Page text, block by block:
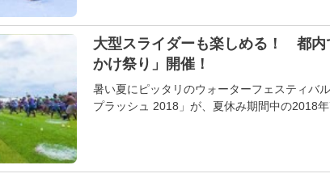
大型スライダーも楽しめる！ 都内
かけ祭り」開催！
暑い夏にピッタリのウォーターフェスティバ
プラッシュ 2018」が、夏休み期間中の2018